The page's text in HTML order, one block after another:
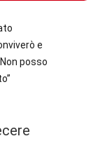
e
posso